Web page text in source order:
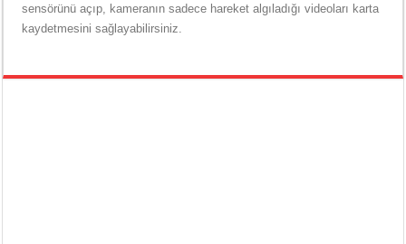
sensörünü açıp, kameranın sadece hareket algıladığı videoları karta
kaydetmesini sağlayabilirsiniz.